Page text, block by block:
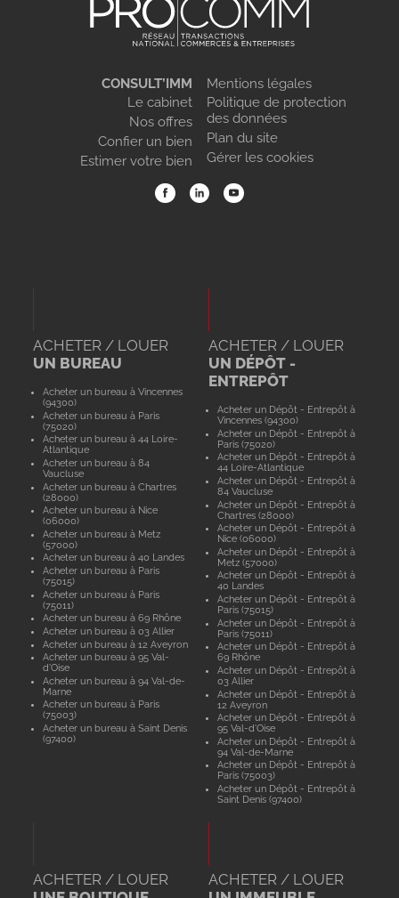
CONSULT’IMM
Le cabinet
Nos offres
Confier un bien
Estimer votre bien
Mentions légales
Politique de protection
des données
Plan du site
Gérer les cookies
ACHETER / LOUER
UN BUREAU
Acheter un bureau à Vincennes
(94300)
Acheter un bureau à Paris
(75020)
Acheter un bureau à 44 Loire-
Atlantique
Acheter un bureau à 84
Vaucluse
Acheter un bureau à Chartres
(28000)
Acheter un bureau à Nice
(06000)
Acheter un bureau à Metz
(57000)
Acheter un bureau à 40 Landes
Acheter un bureau à Paris
(75015)
Acheter un bureau à Paris
(75011)
Acheter un bureau à 69 Rhône
Acheter un bureau à 03 Allier
Acheter un bureau à 12 Aveyron
Acheter un bureau à 95 Val-
d'Oise
Acheter un bureau à 94 Val-de-
Marne
Acheter un bureau à Paris
(75003)
Acheter un bureau à Saint Denis
(97400)
ACHETER / LOUER
UN DÉPÔT -
ENTREPÔT
Acheter un Dépôt - Entrepôt à
Vincennes (94300)
Acheter un Dépôt - Entrepôt à
Paris (75020)
Acheter un Dépôt - Entrepôt à
44 Loire-Atlantique
Acheter un Dépôt - Entrepôt à
84 Vaucluse
Acheter un Dépôt - Entrepôt à
Chartres (28000)
Acheter un Dépôt - Entrepôt à
Nice (06000)
Acheter un Dépôt - Entrepôt à
Metz (57000)
Acheter un Dépôt - Entrepôt à
40 Landes
Acheter un Dépôt - Entrepôt à
Paris (75015)
Acheter un Dépôt - Entrepôt à
Paris (75011)
Acheter un Dépôt - Entrepôt à
69 Rhône
Acheter un Dépôt - Entrepôt à
03 Allier
Acheter un Dépôt - Entrepôt à
12 Aveyron
Acheter un Dépôt - Entrepôt à
95 Val-d'Oise
Acheter un Dépôt - Entrepôt à
94 Val-de-Marne
Acheter un Dépôt - Entrepôt à
Paris (75003)
Acheter un Dépôt - Entrepôt à
Saint Denis (97400)
ACHETER / LOUER
ACHETER / LOUER